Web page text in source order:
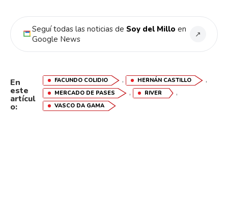
Seguí todas las noticias de Soy del Millo en
Google News
↗
En
este
artícul
o:
FACUNDO COLIDIO , HERNÁN CASTILLO ,
MERCADO DE PASES , RIVER ,
VASCO DA GAMA